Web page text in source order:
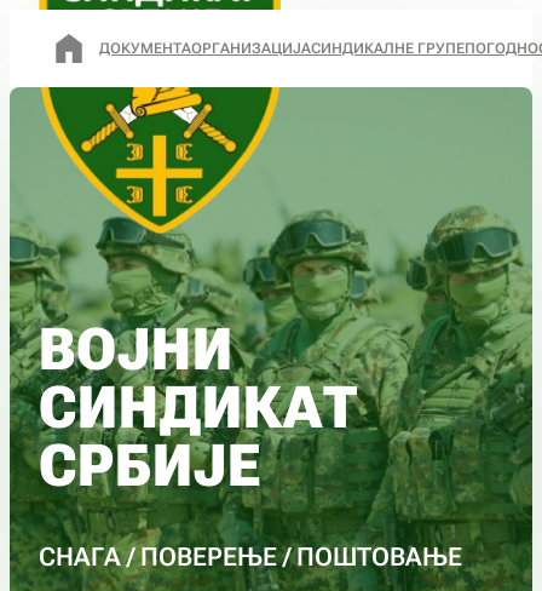
ДОКУМЕНТАОРГАНИЗАЦИЈАСИНДИКАЛНЕ ГРУПЕ
ВОЈНИ
СИНДИКАТ
СРБИЈЕ
СНАГА / ПОВЕРЕЊЕ / ПОШТОВАЊЕ